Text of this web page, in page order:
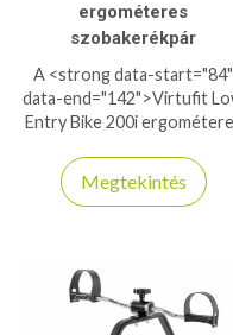
ergométeres
szobakerékpár
A <strong data-start="84"
data-end="142">Virtufit
Entry Bike 200i
ideális választás minden
otthoni edzéshez! Alacsony
mozgáskorlátozott
felhasználók számára is. Az
Megtekintés